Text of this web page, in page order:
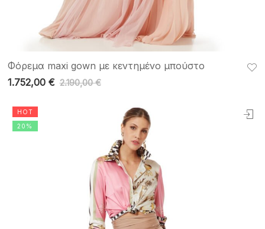
Φόρεμα maxi gown με κεντημένο μπούστο
2.190,00€
1.752,00 €
HOT
20%